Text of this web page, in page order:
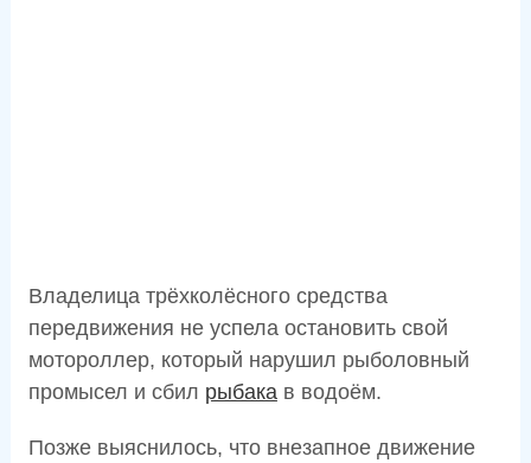
Владелица трёхколёсного средства
передвижения не успела остановить свой
мотороллер, который нарушил рыболовный
промысел и сбил рыбакав водоём.
Позже выяснилось, что внезапное движение